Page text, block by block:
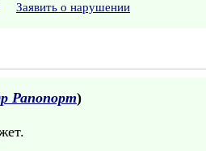
Заявить о нарушении
Рапопорт)